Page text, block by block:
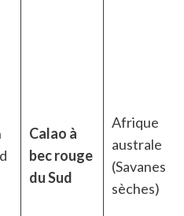
Calao à
bec rouge
du Sud
Afrique
australe
(Savanes
sèches)